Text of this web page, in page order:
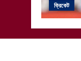
ক্রিকেট